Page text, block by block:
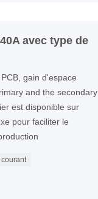
avec type de
gain d'espace
and the secondary
est disponible sur
pour faciliter le
courant